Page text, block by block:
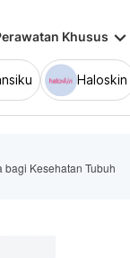
Khusus keyboard_arrow_down
Haloskin
Kesehatan Tubuh